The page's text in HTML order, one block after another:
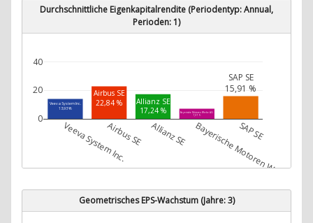
Durchschnittliche Eigenkapitalrendite (Periodentyp: Annual,
Perioden: 1)
Veeva System Inc.
13,93 %
Airbus SE
22,84 % Allianz SE
17,24 %
Bayerische Motoren Werke AG
7,07 %
SAP SE
15,91 %
Veeva System Inc.
Airbus SE Allianz SE Bayerische Motoren Werke AG
SAP SE
0
20
40
Geometrisches EPS-Wachstum (Jahre: 3)